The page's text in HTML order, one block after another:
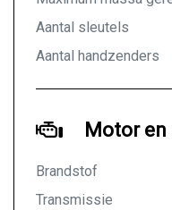
Aantal sleutels
Aantal handzenders
Motor
Brandstof
Transmissie